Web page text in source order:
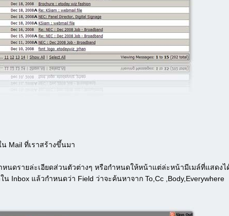
Mail ที่เราสร้างขึ้นมา
นดรายล่ะเอียดส่วนตัวต่างๆ หรือกำหนดให้หน้าแต่ล่ะหน้ามีเมล์ที่แสดงไ
Inbox แล้วกำหนดว่า Field ว่าจะค้นหาจาก To,Cc ,Body,Everywhere